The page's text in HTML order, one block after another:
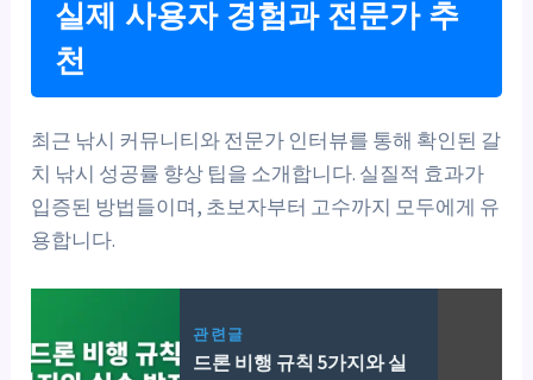
실제 사용자 경험과 전문가 추
천
최근 낚시 커뮤니티와 전문가 인터뷰를 통해 확인된 갈
치 낚시 성공률 향상 팁을 소개합니다. 실질적 효과가
입증된 방법들이며, 초보자부터 고수까지 모두에게 유
용합니다.
관련글
드론 비행 규칙 5가지와 실